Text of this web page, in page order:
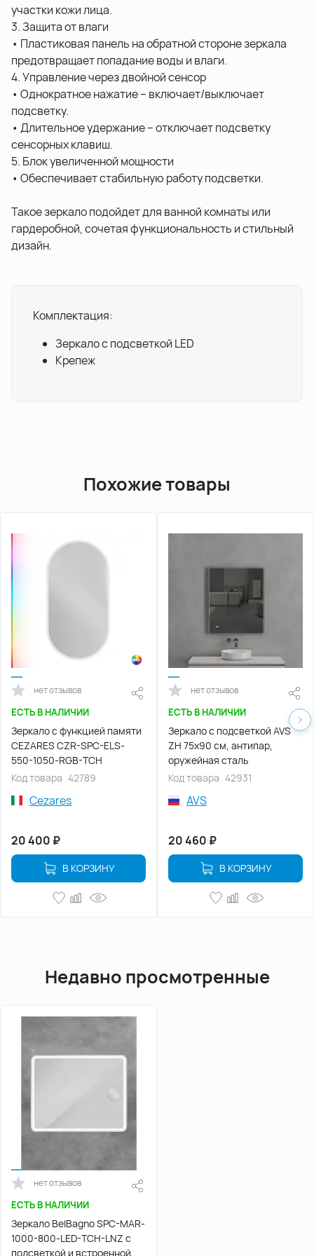
участки кожи лица.
3. Защита от влаги
• Пластиковая панель на обратной стороне зеркала
предотвращает попадание воды и влаги.
4. Управление через двойной сенсор
• Однократное нажатие – включает/выключает
подсветку.
• Длительное удержание – отключает подсветку
сенсорных клавиш.
5. Блок увеличенной мощности
• Обеспечивает стабильную работу подсветки.
Такое зеркало подойдет для ванной комнаты или
гардеробной, сочетая функциональность и стильный
дизайн.
Комплектация:
Зеркало с подсветкой LED
Крепеж
Похожие товары
нет отзывов
ЕСТЬ В НАЛИЧИИ
Зеркало с функцией памяти
CEZARES CZR-SPC-ELS-
550-1050-RGB-TCH
Код товара 42789
Cezares
20 400 ₽
В КОРЗИНУ
нет отзывов
ЕСТЬ В НАЛИЧИИ
Зеркало с подсветкой AVS
ZH 75x90 см, антипар,
оружейная сталь
Код товара 42931
AVS
20 460 ₽
В КОРЗИНУ
Недавно просмотренные
нет отзывов
ЕСТЬ В НАЛИЧИИ
Зеркало BelBagno SPC-MAR-
1000-800-LED-TCH-LNZ с
подсветкой и встроенной